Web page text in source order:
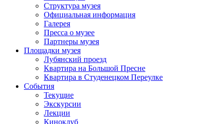
Структура музея
Официальная информация
Галерея
Пресса о музее
Партнеры музея
Площадки музея
Лубянский проезд
Квартира на Большой Пресне
Квартира в Студенецком Переулке
События
Текущие
Экскурсии
Лекции
Киноклуб